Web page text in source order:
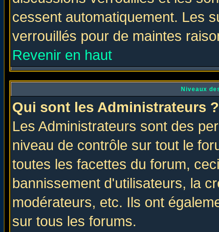
cessent automatiquement. Les
verrouillés pour de maintes
Revenir en haut
Niveaux
Qui sont les Administrateurs ?
Les Administrateurs sont des
niveau de contrôle sur tout le
toutes les facettes du forum,
bannissement d'utilisateurs, la
modérateurs, etc. Ils ont
sur tous les forums.